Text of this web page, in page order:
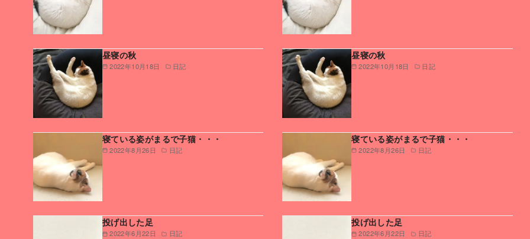
2022年10月18日 日記
昼寝の秋
2022年8月26日 日記
寝ている姿がまるで子猫・・・
2022年6月22日 日記
投げ出した足
2022年10月18日 日記
昼寝の秋
2022年8月26日 日記
寝ている姿がまるで子猫・・・
2022年6月22日 日記
投げ出した足